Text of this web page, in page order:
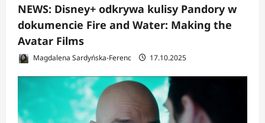
NEWS: Disney+ odkrywa kulisy Pandory w
dokumencie Fire and Water: Making the
Avatar Films
Magdalena Sardyńska-Ferenc 17.10.2025